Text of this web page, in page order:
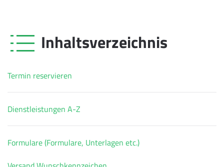
Inhaltsverzeichnis
Termin reservieren
Dienstleistungen A-Z
Formulare (Formulare, Unterlagen etc.)